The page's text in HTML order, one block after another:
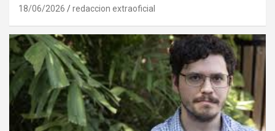
18/06/2026 redaccion extraoficial